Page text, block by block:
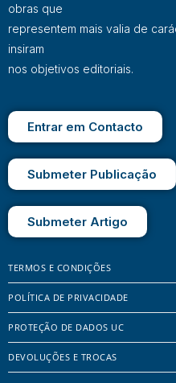
obras que
representem mais valia de
insiram
nos objetivos editoriais.
Entrar em Contacto
Submeter Publicação
Submeter Artigo
TERMOS E CONDIÇÕES
POLÍTICA DE PRIVACIDADE
PROTEÇÃO DE DADOS UC
DEVOLUÇÕES E TROCAS